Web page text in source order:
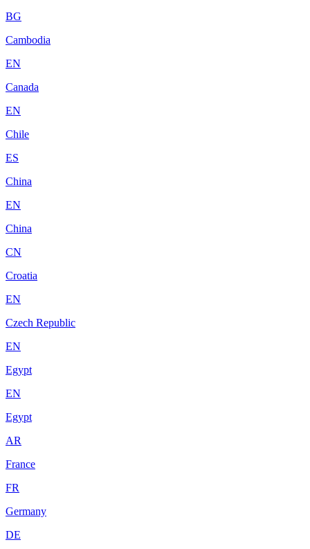
BG
Cambodia
EN
Canada
EN
Chile
ES
China
EN
China
CN
Croatia
EN
Czech Republic
EN
Egypt
EN
Egypt
AR
France
FR
Germany
DE